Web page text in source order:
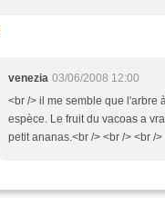
venezia 03/06/2008 12:00
<br /> il me semble que l'arbre
espèce. Le fruit du vacoas a
petit ananas.<br /> <br /> <br />